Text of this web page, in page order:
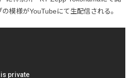
模様がYouTubeにて生配信される。